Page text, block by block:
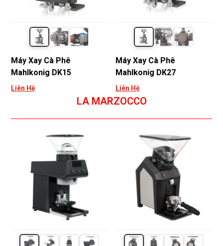
Máy Xay Cà Phê
Mahlkonig DK15
Liên Hệ
Máy Xay Cà Phê
Mahlkonig DK27
Liên Hệ
LA MARZOCCO